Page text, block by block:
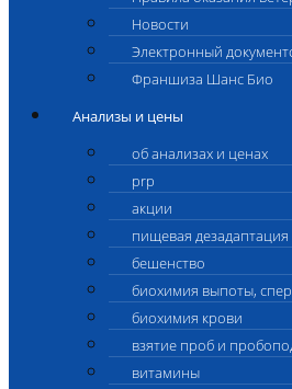
Новости
Электронный
Франшиза Шанс Био
Анализы и цены
об анализах и ценах
prp
акции
пищевая дезадаптация
бешенство
биохимия выпоты,
биохимия крови
взятие проб и
витамины